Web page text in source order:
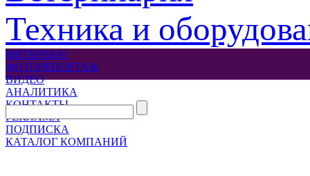
Техника и
ИНТЕРВЬЮ
ФОТОРЕПОРТАЖ
ВИДЕО
АНАЛИТИКА
КОНТАКТЫ
РЕКЛАМА
ПОДПИСКА
КАТАЛОГ КОМПАНИЙ